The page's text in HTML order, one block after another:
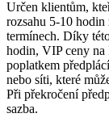
Určen klientům,
rozsahu 5-10 hodin
termínech. Díky
hodin, VIP ceny
poplatkem
nebo síti, které
Při překročení
sazba.